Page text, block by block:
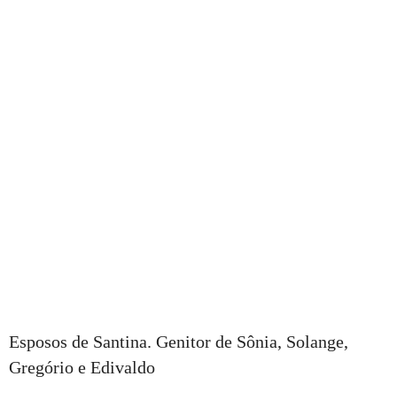
Esposos de Santina. Genitor de Sônia, Solange,
Gregório e Edivaldo